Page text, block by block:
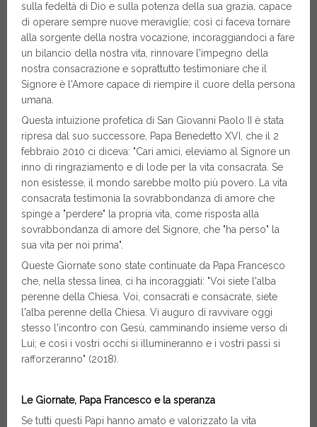
sulla fedeltà di Dio e sulla potenza della sua grazia, capace
di operare sempre nuove meraviglie; così ci faceva tornare
alla sorgente della nostra vocazione, incoraggiandoci a fare
un bilancio della nostra vita, rinnovare l'impegno della
nostra consacrazione e soprattutto testimoniare che il
Signore è l'Amore capace di riempire il cuore della persona
umana.
Questa intuizione profetica di San Giovanni Paolo II è stata
ripresa dal suo successore, Papa Benedetto XVI, che il 2
febbraio 2010 ci diceva: "Cari amici, eleviamo al Signore un
inno di ringraziamento e di lode per la vita consacrata. Se
non esistesse, il mondo sarebbe molto più povero. La vita
consacrata testimonia la sovrabbondanza di amore che
spinge a "perdere" la propria vita, come risposta alla
sovrabbondanza di amore del Signore, che "ha perso" la
sua vita per noi prima".
Queste Giornate sono state continuate da Papa Francesco
che, nella stessa linea, ci ha incoraggiati: "Voi siete l'alba
perenne della Chiesa. Voi, consacrati e consacrate, siete
l'alba perenne della Chiesa. Vi auguro di ravvivare oggi
stesso l'incontro con Gesù, camminando insieme verso di
Lui; e così i vostri occhi si illumineranno e i vostri passi si
rafforzeranno" (2018).
Le Giornate, Papa Francesco e la speranza
Se tutti questi Papi hanno amato e valorizzato la vita